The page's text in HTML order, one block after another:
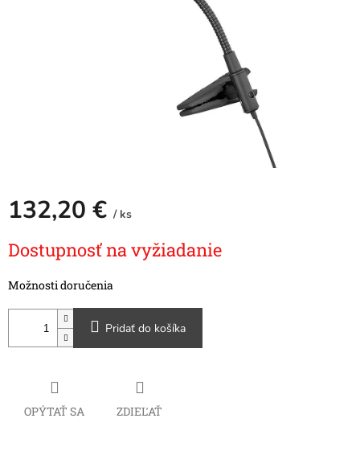
132,20 € / ks
cena:
Dostupnosť na vyžiadanie
Možnosti doručenia
Pridať do košíka
OPÝTAŤ SA ZDIEĽAŤ